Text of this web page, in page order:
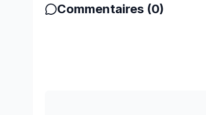
Commentaires (0)